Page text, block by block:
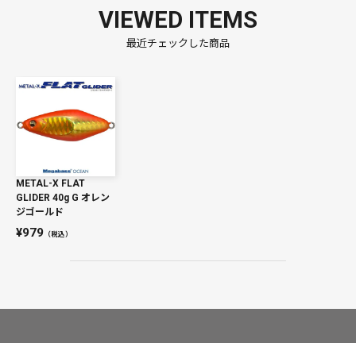
VIEWED ITEMS
最近チェックした商品
METAL-X FLAT
GLIDER 40g G オレン
ジゴールド
979 （税込）